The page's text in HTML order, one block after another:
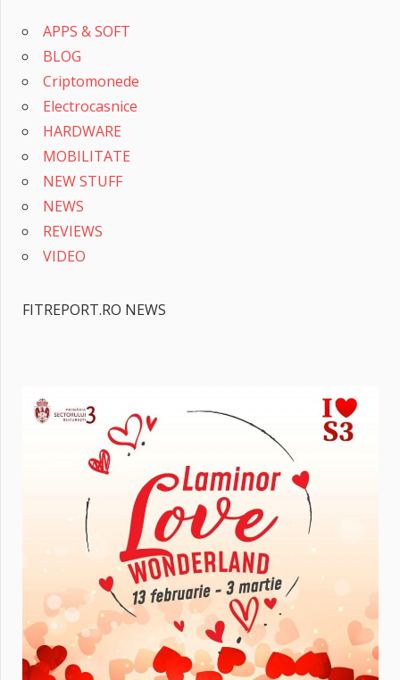
APPS & SOFT
BLOG
Criptomonede
Electrocasnice
HARDWARE
MOBILITATE
NEW STUFF
NEWS
REVIEWS
VIDEO
FITREPORT.RO NEWS